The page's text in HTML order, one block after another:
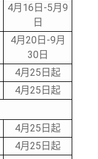
4月16日-5月9
日
4月20日-9月
30日
4月25日起
4月25日起
4月25日起
4月25日起